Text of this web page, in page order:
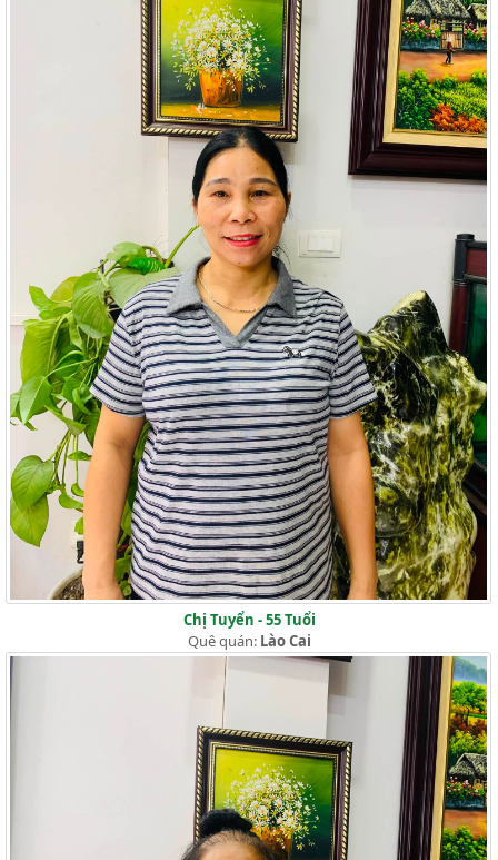
Chị Tuyển - 55 Tuổi
Quê quán: Lào Cai